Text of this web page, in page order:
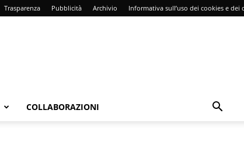
Trasparenza Pubblicità Archivio Informativa sull’uso dei cookies e dei
COLLABORAZIONI